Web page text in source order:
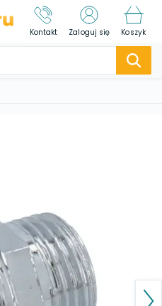
Kontakt Zaloguj się Koszyk